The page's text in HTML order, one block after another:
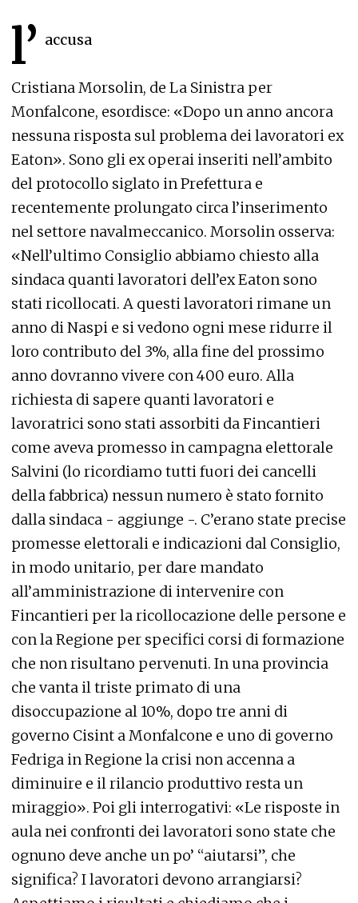
l’ accusa
Cristiana Morsolin, de La Sinistra per
Monfalcone, esordisce: «Dopo un anno ancora
nessuna risposta sul problema dei lavoratori ex
Eaton». Sono gli ex operai inseriti nell’ambito
del protocollo siglato in Prefettura e
recentemente prolungato circa l’inserimento
nel settore navalmeccanico. Morsolin osserva:
«Nell’ultimo Consiglio abbiamo chiesto alla
sindaca quanti lavoratori dell’ex Eaton sono
stati ricollocati. A questi lavoratori rimane un
anno di Naspi e si vedono ogni mese ridurre il
loro contributo del 3%, alla fine del prossimo
anno dovranno vivere con 400 euro. Alla
richiesta di sapere quanti lavoratori e
lavoratrici sono stati assorbiti da Fincantieri
come aveva promesso in campagna elettorale
Salvini (lo ricordiamo tutti fuori dei cancelli
della fabbrica) nessun numero è stato fornito
dalla sindaca - aggiunge -. C’erano state precise
promesse elettorali e indicazioni dal Consiglio,
in modo unitario, per dare mandato
all’amministrazione di intervenire con
Fincantieri per la ricollocazione delle persone e
con la Regione per specifici corsi di formazione
che non risultano pervenuti. In una provincia
che vanta il triste primato di una
disoccupazione al 10%, dopo tre anni di
governo Cisint a Monfalcone e uno di governo
Fedriga in Regione la crisi non accenna a
diminuire e il rilancio produttivo resta un
miraggio». Poi gli interrogativi: «Le risposte in
aula nei confronti dei lavoratori sono state che
ognuno deve anche un po’ “aiutarsi”, che
significa? I lavoratori devono arrangiarsi?